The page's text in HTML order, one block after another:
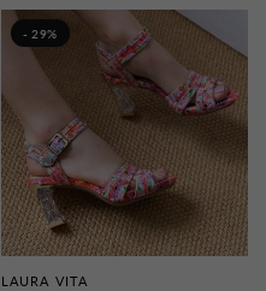
- 29%
APERÇU RAPIDE
LAURA VITA